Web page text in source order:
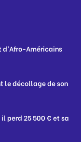
d’Afro-Américains
le décollage de son
perd 25 500 € et sa